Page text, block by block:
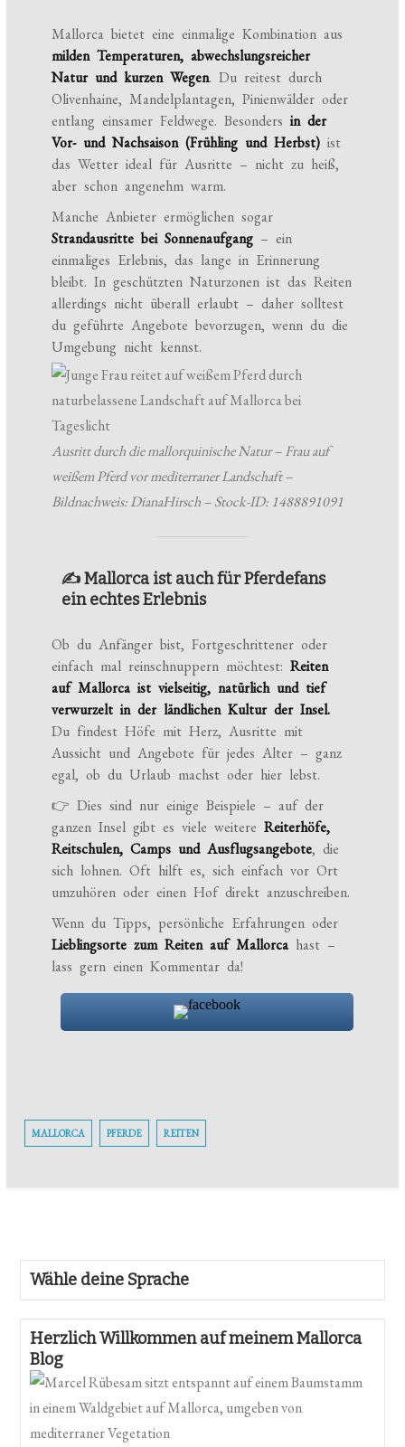
Mallorca bietet eine einmalige Kombination aus
milden Temperaturen, abwechslungsreicher
Natur und kurzen Wegen. Du reitest durch
Olivenhaine, Mandelplantagen, Pinienwälder oder
entlang einsamer Feldwege. Besondersin der
Vor- und Nachsaison (Frühling und Herbst) ist
das Wetter ideal für Ausritte – nicht zu heiß,
aber schon angenehm warm.
Manche Anbieter ermöglichen sogar
Strandausritte bei Sonnenaufgang – ein
einmaliges Erlebnis, das lange in Erinnerung
bleibt. In geschützten Naturzonen ist das Reiten
allerdings nicht überall erlaubt – daher solltest
du geführte Angebote bevorzugen, wenn du die
Umgebung nicht kennst.
Ausritt durch die mallorquinische Natur – Frau auf
weißem Pferd vor mediterraner Landschaft –
Bildnachweis: DianaHirsch – Stock-ID: 1488891091
✍️ Mallorca ist auch für Pferdefans
ein echtes Erlebnis
Ob du Anfänger bist, Fortgeschrittener oder
einfach mal reinschnuppern möchtest:Reiten
auf Mallorca ist vielseitig, natürlich und tief
verwurzelt in der ländlichen Kultur der Insel.
Du findest Höfe mit Herz, Ausritte mit
Aussicht und Angebote für jedes Alter – ganz
egal, ob du Urlaub machst oder hier lebst.
👉 Dies sind nur einige Beispiele – auf der
ganzen Insel gibt es viele weitereReiterhöfe,
Reitschulen, Camps und Ausflugsangebote, die
sich lohnen. Oft hilft es, sich einfach vor Ort
umzuhören oder einen Hof direkt anzuschreiben.
Wenn du Tipps, persönliche Erfahrungen oder
Lieblingsorte zum Reiten auf Mallorcahast –
lass gern einen Kommentar da!
MALLORCA PFERDE REITEN
Wähle deine Sprache
Herzlich Willkommen auf meinem Mallorca
Blog